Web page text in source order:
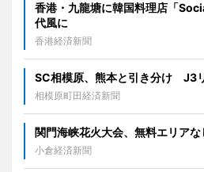
香港・九龍塘に韓国料理店「
代風に
香港経済新聞
SC相模原、熊本と引き分け J3
相模原町田経済新聞
関門海峡花火大会、無料エリア
小倉経済新聞